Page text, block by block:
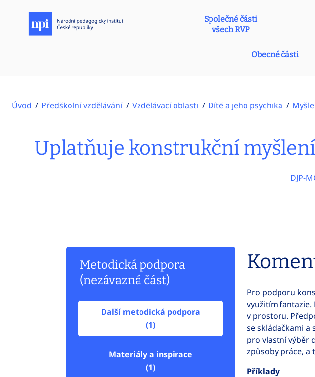
Společné části
všech RVP
Obecné části
Úvod Předškolní vzdělávání Vzdělávací oblasti Dítě a jeho psychika
Uplatňuje konstrukční
DJP-
Metodická podpora
(nezávazná část)
Další metodická podpora
(1)
Materiály a inspirace
(1)
Pro podporu
využitím
v prostoru.
se skládačkami a
pro vlastní výběr
způsoby práce, a
Příklady